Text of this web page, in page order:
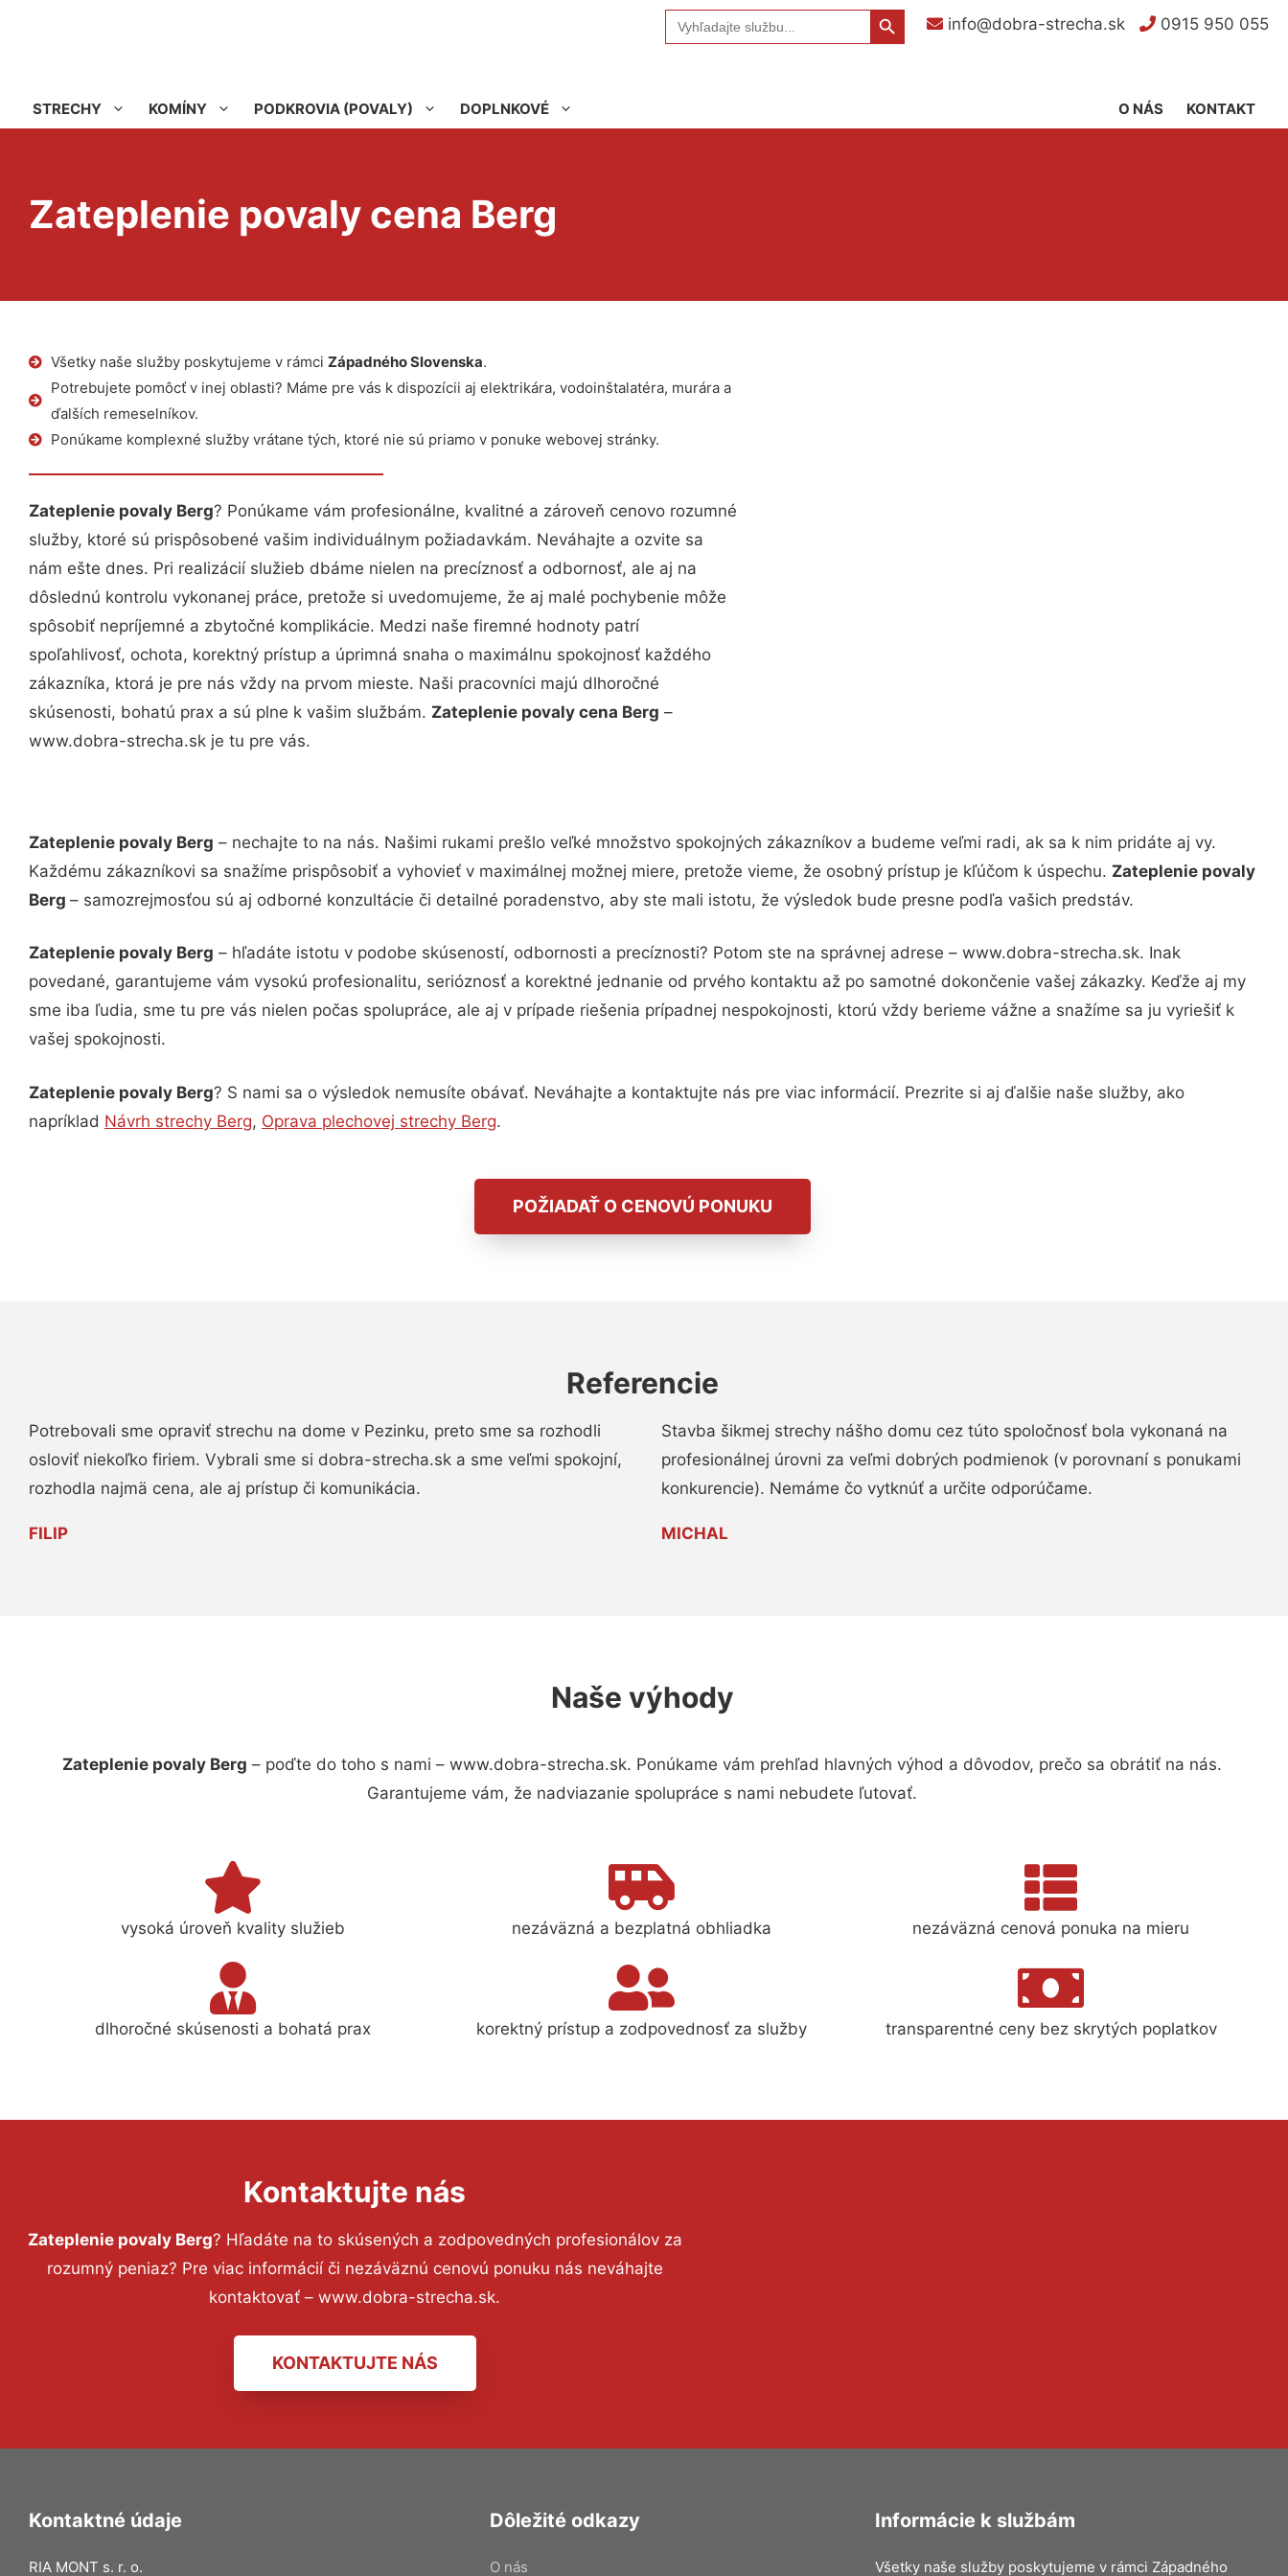
Search
for:
Search Button
info@dobra-strecha.sk
0915 950 055
STRECHY KOMÍNY PODKROVIA (POVALY) DOPLNKOVÉ KONTAKT
O NÁS
Zateplenie povaly cena Berg
Všetky naše služby poskytujeme v rámci Západného Slovenska.
Potrebujete pomôcť v inej oblasti? Máme pre vás k dispozícii aj elektrikára, vodoinštalatéra, murára a
ďalších remeselníkov.
Ponúkame komplexné služby vrátane tých, ktoré nie sú priamo v ponuke webovej stránky.
Zateplenie povaly Berg? Ponúkame vám profesionálne, kvalitné a zároveň cenovo rozumné
služby, ktoré sú prispôsobené vašim individuálnym požiadavkám. Neváhajte a ozvite sa
nám ešte dnes. Pri realizácií služieb dbáme nielen na precíznosť a odbornosť, ale aj na
dôslednú kontrolu vykonanej práce, pretože si uvedomujeme, že aj malé pochybenie môže
spôsobiť nepríjemné a zbytočné komplikácie. Medzi naše firemné hodnoty patrí
spoľahlivosť, ochota, korektný prístup a úprimná snaha o maximálnu spokojnosť každého
zákazníka, ktorá je pre nás vždy na prvom mieste. Naši pracovníci majú dlhoročné
skúsenosti, bohatú prax a sú plne k vašim službám. Zateplenie povaly cena Berg –
www.dobra-strecha.sk je tu pre vás.
Zateplenie povaly Berg – nechajte to na nás. Našimi rukami prešlo veľké množstvo spokojných zákazníkov a budeme veľmi radi, ak sa k nim pridáte aj vy.
Každému zákazníkovi sa snažíme prispôsobiť a vyhovieť v maximálnej možnej miere, pretože vieme, že osobný prístup je kľúčom k úspechu. Zateplenie povaly
Berg – samozrejmosťou sú aj odborné konzultácie či detailné poradenstvo, aby ste mali istotu, že výsledok bude presne podľa vašich predstáv.
Zateplenie povaly Berg – hľadáte istotu v podobe skúseností, odbornosti a precíznosti? Potom ste na správnej adrese – www.dobra-strecha.sk. Inak
povedané, garantujeme vám vysokú profesionalitu, serióznosť a korektné jednanie od prvého kontaktu až po samotné dokončenie vašej zákazky. Keďže aj my
sme iba ľudia, sme tu pre vás nielen počas spolupráce, ale aj v prípade riešenia prípadnej nespokojnosti, ktorú vždy berieme vážne a snažíme sa ju vyriešiť k
vašej spokojnosti.
Zateplenie povaly Berg? S nami sa o výsledok nemusíte obávať. Neváhajte a kontaktujte nás pre viac informácií. Prezrite si aj ďalšie naše služby, ako
napríklad Návrh strechy Berg, Oprava plechovej strechy Berg.
POŽIADAŤ O CENOVÚ PONUKU
Referencie
Potrebovali sme opraviť strechu na dome v Pezinku, preto sme sa rozhodli
osloviť niekoľko firiem. Vybrali sme si dobra-strecha.sk a sme veľmi spokojní,
rozhodla najmä cena, ale aj prístup či komunikácia.
FILIP
Stavba šikmej strechy nášho domu cez túto spoločnosť bola vykonaná na
profesionálnej úrovni za veľmi dobrých podmienok (v porovnaní s ponukami
konkurencie). Nemáme čo vytknúť a určite odporúčame.
MICHAL
Naše výhody
Zateplenie povaly Berg – poďte do toho s nami – www.dobra-strecha.sk. Ponúkame vám prehľad hlavných výhod a dôvodov, prečo sa obrátiť na nás.
Garantujeme vám, že nadviazanie spolupráce s nami nebudete ľutovať.
vysoká úroveň kvality služieb nezáväzná a bezplatná obhliadka nezáväzná cenová ponuka na mieru
dlhoročné skúsenosti a bohatá prax korektný prístup a zodpovednosť za služby transparentné ceny bez skrytých poplatkov
Kontaktujte nás
Zateplenie povaly Berg? Hľadáte na to skúsených a zodpovedných profesionálov za
rozumný peniaz? Pre viac informácií či nezáväznú cenovú ponuku nás neváhajte
kontaktovať – www.dobra-strecha.sk.
KONTAKTUJTE NÁS
Kontaktné údaje
RIA MONT s. r. o.
Dôležité odkazy
O nás
Informácie k službám
Všetky naše služby poskytujeme v rámci Západného